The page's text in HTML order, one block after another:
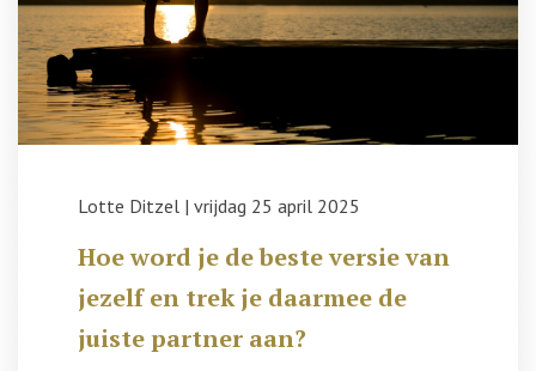
Lotte Ditzel | vrijdag 25 april 2025
Hoe word je de beste versie van
jezelf en trek je daarmee de
juiste partner aan?